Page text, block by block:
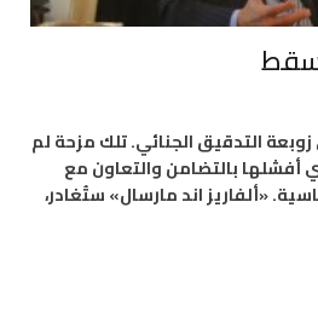
زوبعة التدقيق الجنائي. تلك مزحة لم
أفشلها بالتضامن والتعاون مع
«ألفاريز اند مارسال» ستُغادر،